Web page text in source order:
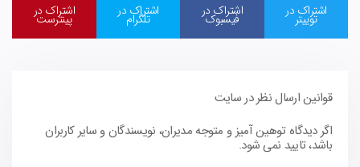
اشتراک در
توییتر اشتراک در
فیسبوک اشتراک در
تلگرام اشتراک در
پینترست
قوانین ارسال نظر در سایت
اگر دیدگاه توهین آمیز و متوجه مدیران، نویسندگان و سایر کاربران
باشد، تایید نمی شود.